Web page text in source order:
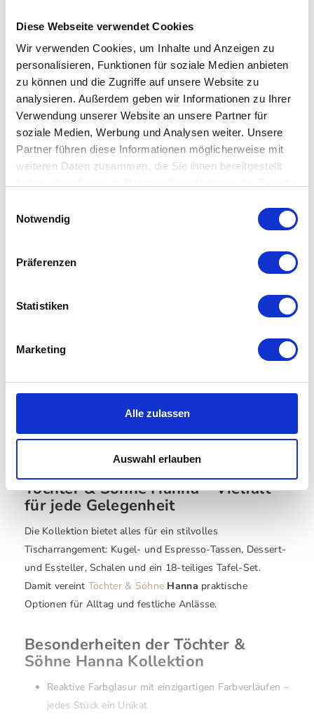
Diese Webseite verwendet Cookies
Wir verwenden Cookies, um Inhalte und Anzeigen zu
personalisieren, Funktionen für soziale Medien anbieten
zu können und die Zugriffe auf unsere Website zu
analysieren. Außerdem geben wir Informationen zu Ihrer
Verwendung unserer Website an unsere Partner für
soziale Medien, Werbung und Analysen weiter. Unsere
Partner führen diese Informationen möglicherweise mit
weiteren Daten zusammen, die Sie ihnen bereitgestellt
Datenschutzerklärung
Notwendig
Präferenzen
Statistiken
Marketing
Alle zulassen
Auswahl erlauben
Ab 7,90 €
Variantenauswählen
Töchter & Söhne Hanna –
Farbenfrohes Steinzeug für
lebendige Tischkultur
Mit der Töchter & Söhne HannaKollektion holen Sie sich
ein buntes Statement auf den Tisch. Jedes Geschirrteil
versehen – in fröhlichen Tönen wie Blau, Grün, Rosa,
hochwertig.
Warum Töchter & Söhne Hanna
eine perfekte Wahl darstellt
Alltagstauglichkeit: Sie sind spülmaschinen- und
Mahlzeiten mit Familie und Gästen. Gleichzeitig zaubern
sie durch ihre glänzende Glasur und die sanften
Töchter & Söhne Hanna – Vielfalt
für jede Gelegenheit
Die Kollektion bietet alles für ein stilvolles
Tischarrangement: Kugel- und Espresso-Tassen, Dessert-
und Essteller, Schalen und ein 18-teiliges Tafel-Set.
Damit vereint Töchter & Söhne Hanna praktische
Optionen für Alltag und festliche Anlässe.
Besonderheiten der Töchter &
Söhne Hanna Kollektion
Reaktive Farbglasur mit einzigartigen Farbverläufen –
jedes Stück ein Unikat